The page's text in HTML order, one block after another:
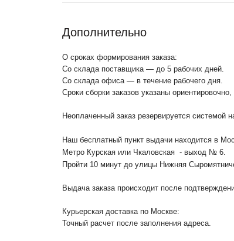
Дополнительно
О сроках формирования заказа:
Со склада поставщика — до 5 рабочих дней.
Со склада офиса — в течение рабочего дня.
Сроки сборки заказов указаны
Неоплаченный заказ резервируется системой
Наш бесплатный пункт выдачи находится в
Метро Курская или Чкаловская - выход № 6.
Пройти 10 минут до улицы Нижняя
Выдача заказа происходит после
Курьерская доставка по Москве:
Точный расчет после заполнения адреса.